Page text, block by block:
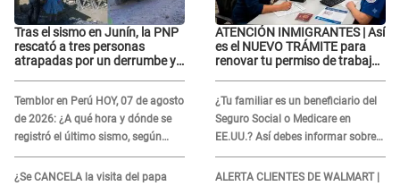
Tras el sismo en Junín, la PNP
rescató a tres personas
atrapadas por un derrumbe y
Temblor en Perú HOY, 07 de agosto
de 2026: ¿A qué hora y dónde se
registró el último sismo, según
IGP?
¿Se CANCELA la visita del papa
ATENCIÓN INMIGRANTES | Así
es el NUEVO TRÁMITE para
renovar tu permiso de trabajo
¿Tu familiar es un beneficiario del
Seguro Social o Medicare en
EE.UU.? Así debes informar sobre
su muerte para EVITAR COBROS
ALERTA CLIENTES DE WALMART |